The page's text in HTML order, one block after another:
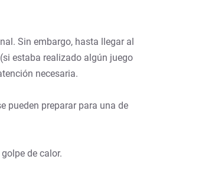
Sin embargo, hasta llegar al
estaba realizado algún juego
necesaria.
pueden preparar para una de
de calor.